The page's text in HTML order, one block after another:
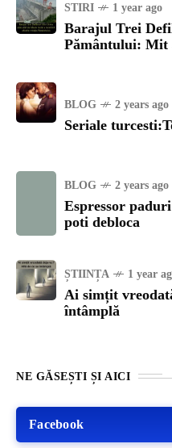
STIRI 1 year ago
Barajul Trei
Pământului: Mit
BLOG 2 years ago
Seriale
BLOG 2 years ago
Espressor
poti debloca
ȘTIINȚA 1 year
Ai simțit
întâmplă
NE GĂSEȘTI ȘI AICI
Facebook